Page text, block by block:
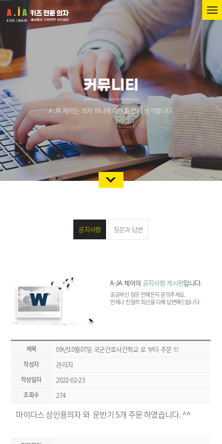
커뮤니티
A-JA 체어는 의자 하나에 아이를 먼저 생각합니다.
공지사항 질문과 답변
A-JA 체어의 공지사항 게시판입니다.
궁금하신 점은 언제든지 문의주세요.
언제나 친절히 최선을 다해 답변해드립니다.
제목 09년10월07일 국군간호사간학교 로 부터 주문 !!!
작성자 관리자
작성일자 2022-02-23
조회수 274
마이다스 성인용의자 와 운반기 5개 주문 하였습니다. ^^